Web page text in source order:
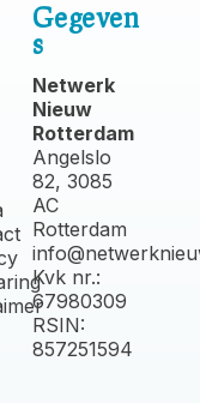
Gegeven
s
Netwerk
Nieuw
Rotterdam
Angelslo
82, 3085
AC
Rotterdam
Kvk nr.:
67980309
RSIN:
857251594